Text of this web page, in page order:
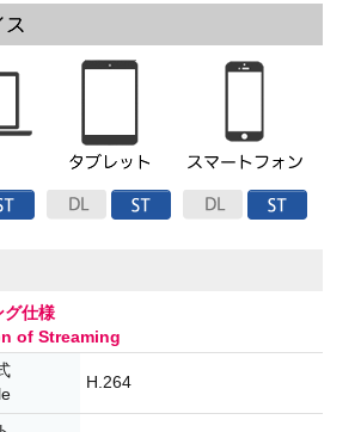
グ仕様
of Streaming
H.264